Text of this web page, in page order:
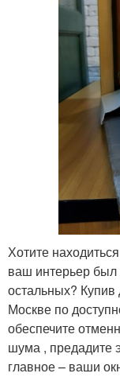
Хотите
ваш интерьер
остальных? Купив
Москве по
обеспечите
шума , предадите
главное – ваши